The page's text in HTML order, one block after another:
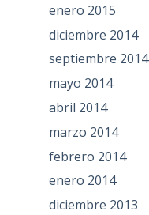
enero 2015
diciembre 2014
septiembre 2014
mayo 2014
abril 2014
marzo 2014
febrero 2014
enero 2014
diciembre 2013